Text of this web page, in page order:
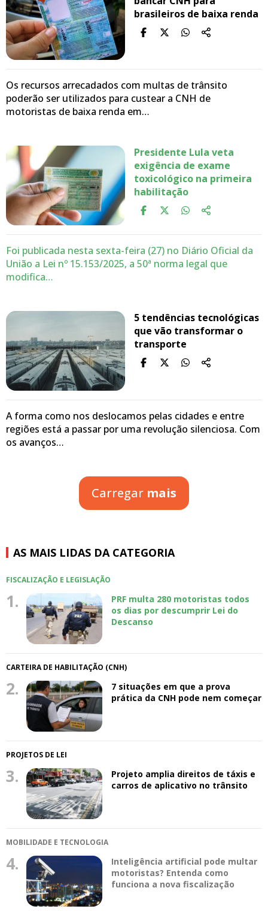
brasileiros de baixa renda
Os recursos arrecadados com multas de trânsito
poderão ser utilizados para custear a CNH de
motoristas de baixa renda em…
Presidente Lula veta
exigência de exame
toxicológico na primeira
habilitação
Foi publicada nesta sexta-feira (27) no Diário Oficial da
União a Lei nº 15.153/2025, a 50ª norma legal que
modifica…
5 tendências tecnológicas
que vão transformar o
transporte
A forma como nos deslocamos pelas cidades e entre
regiões está a passar por uma revolução silenciosa. Com
os avanços…
Carregar mais
AS MAIS LIDAS DA CATEGORIA
FISCALIZAÇÃO E LEGISLAÇÃO
1.
PRF multa 280 motoristas todos
os dias por descumprir Lei do
Descanso
CARTEIRA DE HABILITAÇÃO (CNH)
2.
7 situações em que a prova
prática da CNH pode nem começar
PROJETOS DE LEI
3.
Projeto amplia direitos de táxis e
carros de aplicativo no trânsito
MOBILIDADE E TECNOLOGIA
4.
Inteligência artificial pode multar
motoristas? Entenda como
funciona a nova fiscalização